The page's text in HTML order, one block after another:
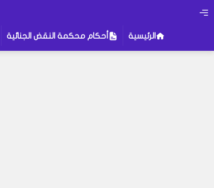
الرئيسية أحكام محكمة النقض الجنائية